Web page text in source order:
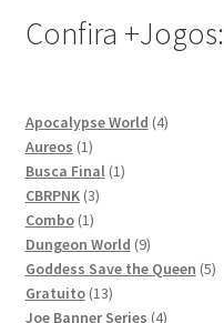
Confira +Jogos:
Apocalypse World 44
Aureos 11
produto
Busca Final 11
CBRPNK 33
Combo 11
produto
Dungeon World 99
produtos
Goddess Save the Queen 55
Gratuito 1313
produtos
Joe Banner Series 44